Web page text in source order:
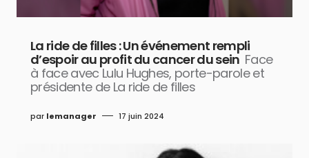
La ride de filles : Un événement rempli
d’espoir au profit du cancer du sein Face
à face avec Lulu Hughes, porte-parole et
présidente de La ride de filles
par lemanager 17 juin 2024